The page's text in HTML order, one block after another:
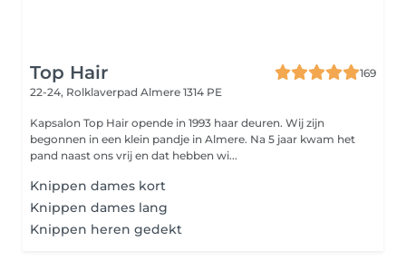
Top Hair
169
22-24, Rolklaverpad Almere 1314 PE
Kapsalon Top Hair opende in 1993 haar deuren. Wij zijn
begonnen in een klein pandje in Almere. Na 5 jaar kwam het
pand naast ons vrij en dat hebben wi...
Knippen dames kort
Knippen dames lang
Knippen heren gedekt